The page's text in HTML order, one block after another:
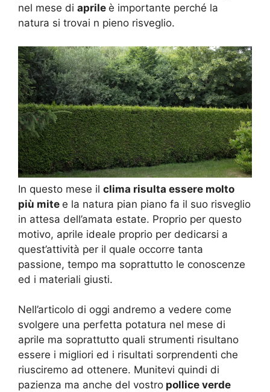
nel mese di aprile è importante perché la
natura si trovai n pieno risveglio.
In questo mese il clima risulta essere molto
più mite e la natura pian piano fa il suo risveglio
in attesa dell’amata estate. Proprio per questo
motivo, aprile ideale proprio per dedicarsi a
quest’attività per il quale occorre tanta
passione, tempo ma soprattutto le conoscenze
ed i materiali giusti.
Nell’articolo di oggi andremo a vedere come
svolgere una perfetta potatura nel mese di
aprile ma soprattutto quali strumenti risultano
essere i migliori ed i risultati sorprendenti che
riusciremo ad ottenere. Munitevi quindi di
pazienza ma anche del vostro pollice verde